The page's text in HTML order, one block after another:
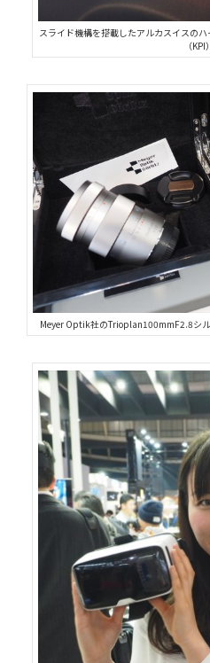
スライド機構を搭載したアルカスイスの
（KPI）
Meyer Optik社のTrioplan100mmF2.8シル